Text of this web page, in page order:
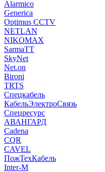
Alarmico
Generica
Optimus CCTV
NETLAN
NIKOMAX
SarmaTT
SkyNet
Net.on
Bironi
TRTS
Спецкабель
КабельЭлектроСвязь
Спецресурс
АВАНГАРД
Cadena
CQR
CAVEL
ПожТехКабель
Inter-M